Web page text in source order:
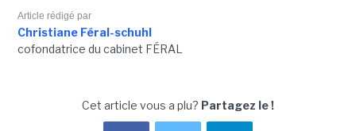
Article rédigé par
Christiane Féral-schuhl
cofondatrice du cabinet FÉRAL
Cet article vous a plu? Partagez le !